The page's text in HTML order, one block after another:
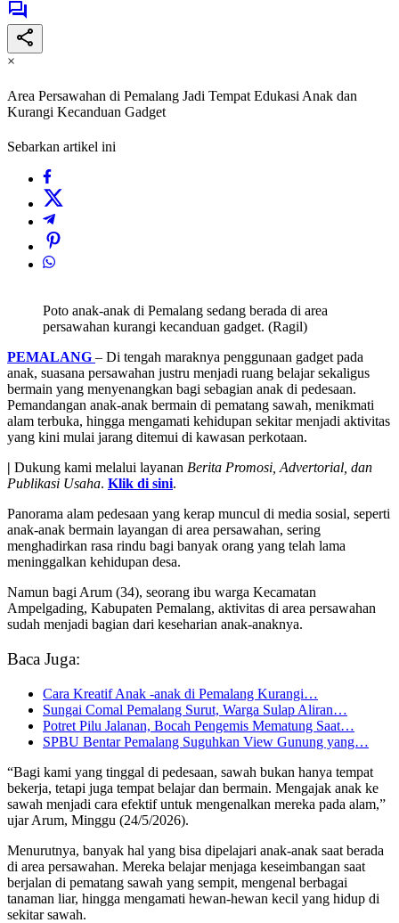
×
Area Persawahan di Pemalang Jadi Tempat Edukasi Anak dan
Kurangi Kecanduan Gadget
Sebarkan artikel ini
Poto anak-anak di Pemalang sedang berada di area
persawahan kurangi kecanduan gadget. (Ragil)
PEMALANG – Di tengah maraknya penggunaan gadget pada
anak, suasana persawahan justru menjadi ruang belajar sekaligus
bermain yang menyenangkan bagi sebagian anak di pedesaan.
Pemandangan anak-anak bermain di pematang sawah, menikmati
alam terbuka, hingga mengamati kehidupan sekitar menjadi aktivitas
yang kini mulai jarang ditemui di kawasan perkotaan.
| Dukung kami melalui layanan Berita Promosi, Advertorial, dan
Publikasi Usaha. Klik di sini.
Panorama alam pedesaan yang kerap muncul di media sosial, seperti
anak-anak bermain layangan di area persawahan, sering
menghadirkan rasa rindu bagi banyak orang yang telah lama
meninggalkan kehidupan desa.
Namun bagi Arum (34), seorang ibu warga Kecamatan
Ampelgading, Kabupaten Pemalang, aktivitas di area persawahan
sudah menjadi bagian dari keseharian anak-anaknya.
Baca Juga:
Cara Kreatif Anak -anak di Pemalang Kurangi…
Sungai Comal Pemalang Surut, Warga Sulap Aliran…
Potret Pilu Jalanan, Bocah Pengemis Mematung Saat…
SPBU Bentar Pemalang Suguhkan View Gunung yang…
“Bagi kami yang tinggal di pedesaan, sawah bukan hanya tempat
bekerja, tetapi juga tempat belajar dan bermain. Mengajak anak ke
sawah menjadi cara efektif untuk mengenalkan mereka pada alam,”
ujar Arum, Minggu (24/5/2026).
Menurutnya, banyak hal yang bisa dipelajari anak-anak saat berada
di area persawahan. Mereka belajar menjaga keseimbangan saat
berjalan di pematang sawah yang sempit, mengenal berbagai
tanaman liar, hingga mengamati hewan-hewan kecil yang hidup di
sekitar sawah.